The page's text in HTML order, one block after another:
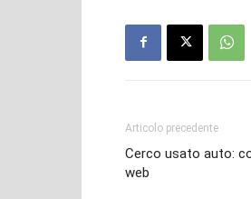
Articolo precedente
Cerco usato auto:
web